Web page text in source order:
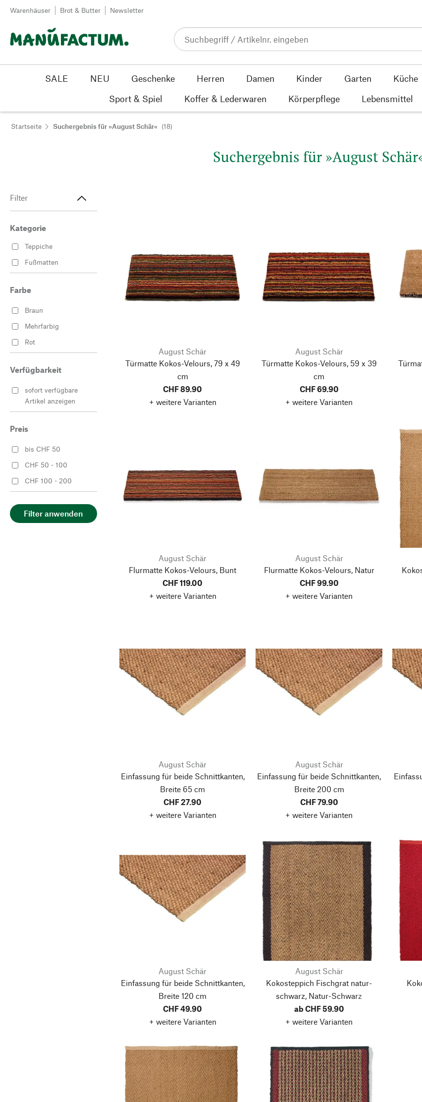
Zum Inhalt springen
Warenhäuser Brot & Butter Newsletter
SALE NEU Geschenke Herren Damen Kinder Garten Küche
Sport & Spiel
Koffer & Lederwaren Körperpflege Lebensmittel
Startseite Suchergebnis für »August Schär« (18)
Suchergebnis für »August
Filter
Kategorie
Teppiche
Fußmatten
Farbe
Braun
Mehrfarbig
Rot
Verfügbarkeit
sofort verfügbare
Artikel anzeigen
Preis
bis CHF 50
CHF 50 - 100
CHF 100 - 200
Filter anwenden
August Schär
Türmatte Kokos-Velours, 79 x 49
cm
CHF 89.90
+ weitere Varianten
August Schär
Türmatte Kokos-Velours, 59 x 39
cm
CHF 69.90
+ weitere Varianten
August Schär
Flurmatte Kokos-Velours, Bunt
CHF 119.00
+ weitere Varianten
August Schär
Flurmatte Kokos-Velours, Natur
CHF 99.90
+ weitere Varianten
August Schär
Einfassung für beide Schnittkanten,
Breite 65 cm
CHF 27.90
+ weitere Varianten
August Schär
Einfassung für beide Schnittkanten,
Breite 200 cm
CHF 79.90
+ weitere Varianten
August Schär
Einfassung für beide Schnittkanten,
Breite 120 cm
CHF 49.90
+ weitere Varianten
August Schär
Kokosteppich Fischgrat natur-
schwarz, Natur-Schwarz
ab CHF 59.90
+ weitere Varianten